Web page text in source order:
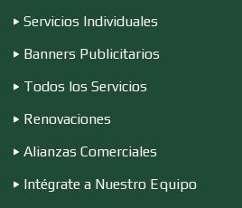
Empresas de Limpieza
Energía Solar
Servicios Individuales
Banners Publicitarios
Todos los Servicios
Renovaciones
Alianzas Comerciales
Intégrate a Nuestro Equipo